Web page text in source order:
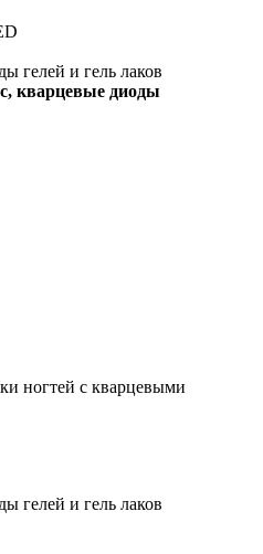
гелей и гель лаков
кварцевые диоды
ногтей с кварцевыми
гелей и гель лаков